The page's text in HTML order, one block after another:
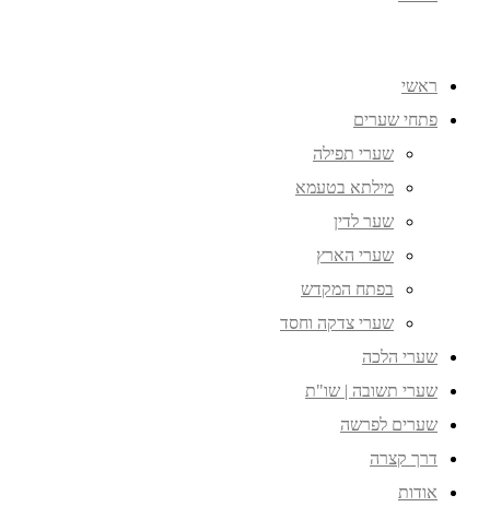
ראשי
פתחי שערים
שערי תפילה
מילתא בטעמא
שער לדין
שערי הארץ
בפתח המקדש
שערי צדקה וחסד
שערי הלכה
שערי תשובה | שו"ת
שערים לפרשה
דרך קצרה
אודות